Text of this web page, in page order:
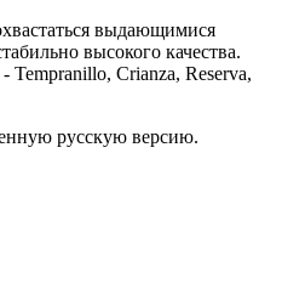
выдающимися
высокого качества.
- Tempranillo, Crianza, Reserva,
русскую версию.